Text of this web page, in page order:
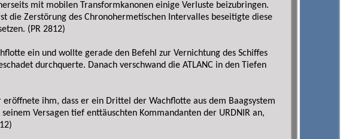
mit mobilen Transformkanonen einige Verluste beizubringen.
die Zerstörung des Chronohermetischen Intervalles beseitigte diese
(PR 2812)
ein und wollte gerade den Befehl zur Vernichtung des Schiffes
durchquerte. Danach verschwand die ATLANC in den Tiefen
ihm, dass er ein Drittel der Wachflotte aus dem Baagsystem
Versagen tief enttäuschten Kommandanten der URDNIR an,